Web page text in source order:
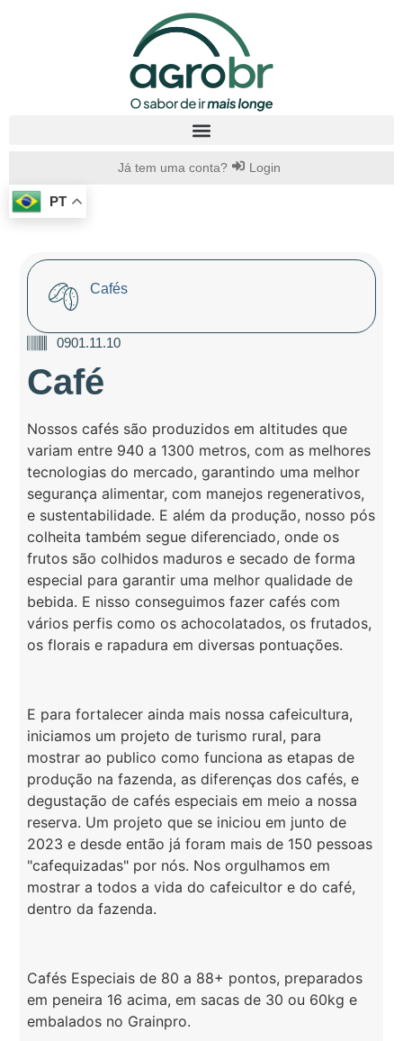
Já tem uma conta? Login
PT
Cafés
0901.11.10
Café
Nossos cafés são produzidos em altitudes que
variam entre 940 a 1300 metros, com as melhores
tecnologias do mercado, garantindo uma melhor
segurança alimentar, com manejos regenerativos,
e sustentabilidade. E além da produção, nosso pós
colheita também segue diferenciado, onde os
frutos são colhidos maduros e secado de forma
especial para garantir uma melhor qualidade de
bebida. E nisso conseguimos fazer cafés com
vários perfis como os achocolatados, os frutados,
os florais e rapadura em diversas pontuações.
E para fortalecer ainda mais nossa cafeicultura,
iniciamos um projeto de turismo rural, para
mostrar ao publico como funciona as etapas de
produção na fazenda, as diferenças dos cafés, e
degustação de cafés especiais em meio a nossa
reserva. Um projeto que se iniciou em junto de
2023 e desde então já foram mais de 150 pessoas
"cafequizadas" por nós. Nos orgulhamos em
mostrar a todos a vida do cafeicultor e do café,
dentro da fazenda.
Cafés Especiais de 80 a 88+ pontos, preparados
em peneira 16 acima, em sacas de 30 ou 60kg e
embalados no Grainpro.